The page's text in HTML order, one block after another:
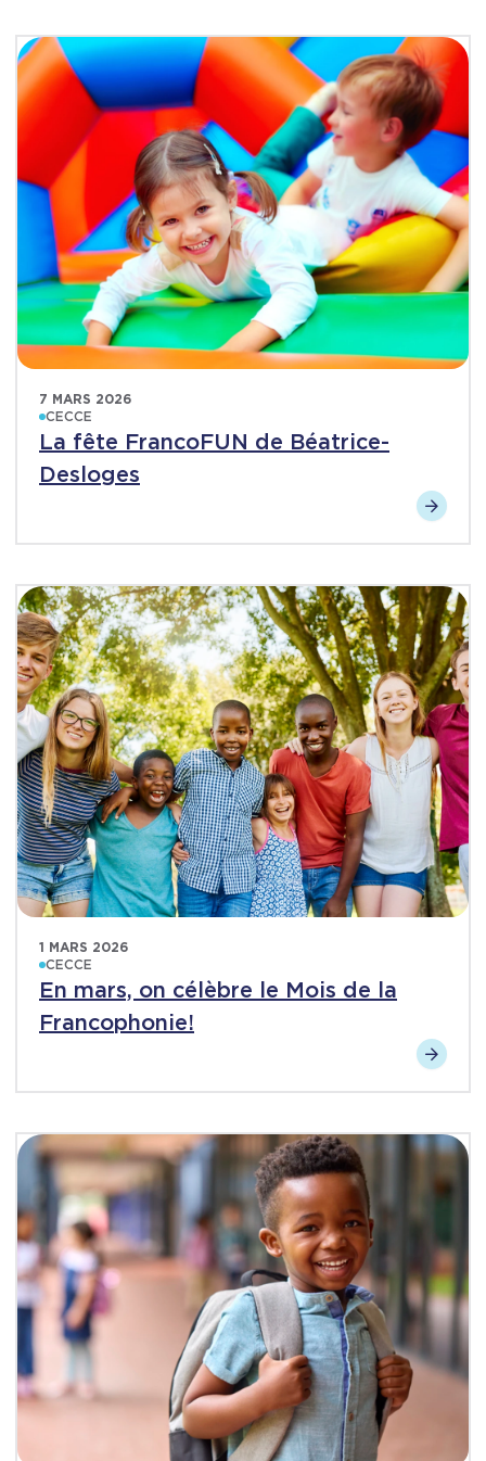
7 MARS 2026
CECCE
La fête FrancoFUN de Béatrice-
Desloges
1 MARS 2026
CECCE
En mars, on célèbre le Mois de la
Francophonie!